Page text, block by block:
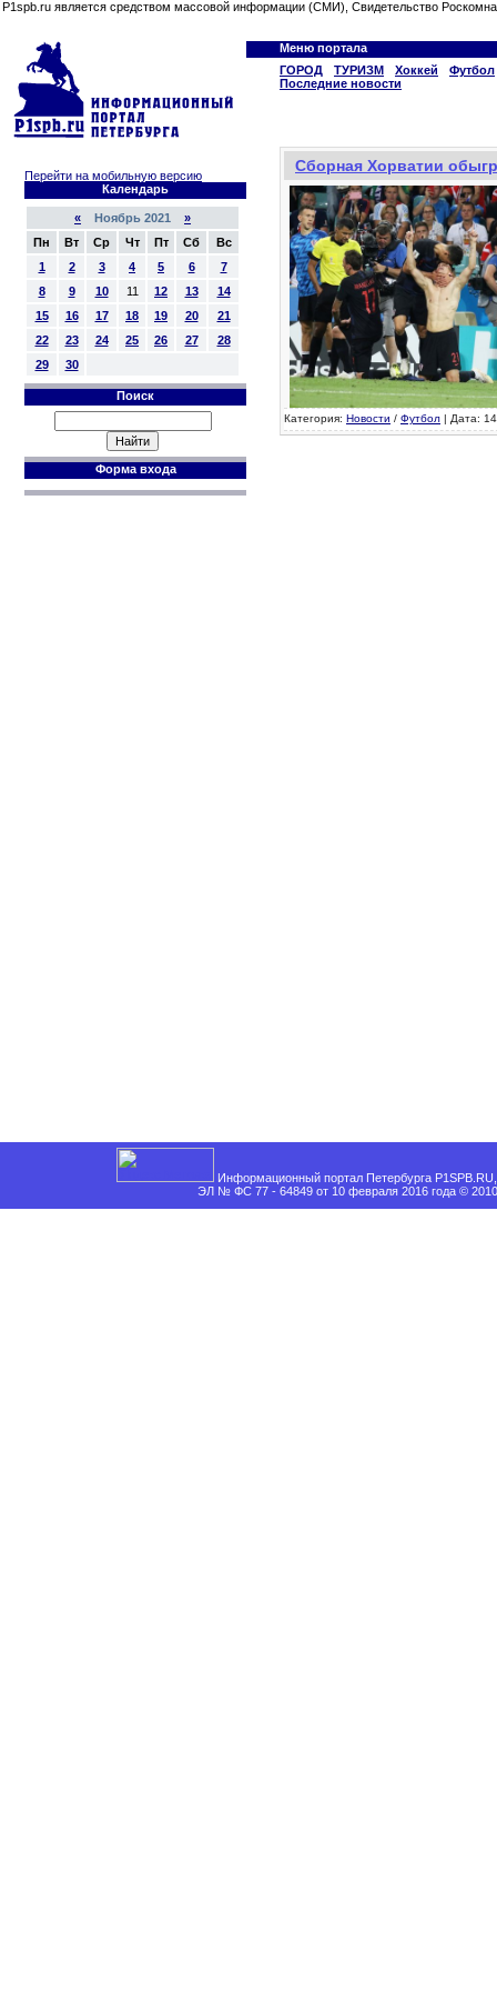
P1spb.ru является средством массовой информации (СМИ), Свидетельство
Меню портала
ГОРОД
ТУРИЗМ Хоккей
Футбол
Последние новости
Перейти на мобильную версию
Календарь
« Ноябрь 2021 »
Пн
Вт Ср Чт Пт Сб
Вс
1
2 3 4 5 6
7
8
9 10 11 12 13
14
15
16 17 18 19 20
21
22
23 24 25 26 27
28
29
30
Поиск
Форма входа
Сборная Хорватии
Категория: Новости / Футбол | Дата:
Информационный портал Петербурга
ЭЛ № ФС 77 - 64849 от 10 февраля 2016 года ©